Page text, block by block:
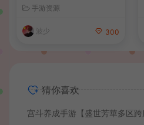
最新整理单机一键即玩镜像端
+Linux手工服务端+管理后台
+GM授权后台+简易安卓客户
端+详细搭建教程+视频教程
手游资源
波少 300
猜你喜欢